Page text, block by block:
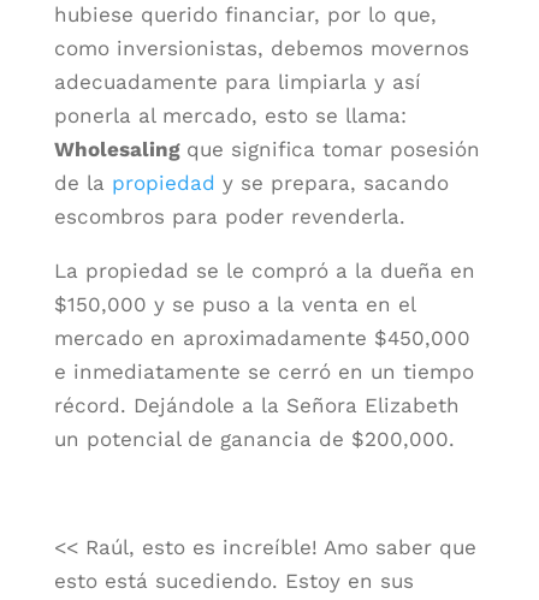
hubiese querido financiar, por lo que,
como inversionistas, debemos movernos
adecuadamente para limpiarla y así
ponerla al mercado, esto se llama:
Wholesaling que significa tomar posesión
de la propiedad y se prepara, sacando
escombros para poder revenderla.
La propiedad se le compró a la dueña en
$150,000 y se puso a la venta en el
mercado en aproximadamente $450,000
e inmediatamente se cerró en un tiempo
récord. Dejándole a la Señora Elizabeth
un potencial de ganancia de $200,000.
<< Raúl, esto es increíble! Amo saber que
esto está sucediendo. Estoy en sus